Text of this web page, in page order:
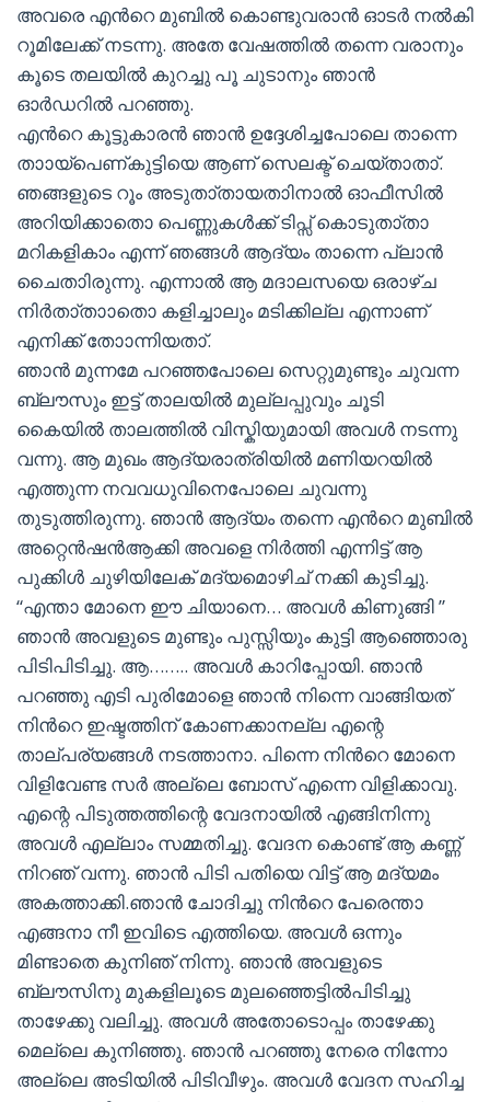
അവരെ എന്‍റെ മുബിൽ കൊണ്ടുവരാൻ ഓടർ നൽകി
റൂമിലേക്ക് നടന്നു. അതേ വേഷത്തിൽ തന്നെ വരാനും
കൂടെ തലയിൽ കുറച്ചു പൂ ചുടാനും ഞാൻ
ഓർഡറിൽ പറഞ്ഞു.
എന്‍റെ കൂട്ടുകാരൻ ഞാൻ ഉദ്ദേശിച്ചപോലെ താന്നെ
താായ്‌പെണ്കുട്ടിയെ ആണ് സെലക്ട് ചെയ്താതാ്.
ഞങ്ങളുടെ റൂം അടുതാ്തായതാിനാൽ ഓഫീസിൽ
അറിയിക്കാതാെ പെണ്ണുകൾക്ക് ടിപ്സ് കൊടുതാ്താ
മറികളികാം എന്ന് ഞങ്ങൾ ആദ്യം താന്നെ പ്ലാൻ
ചൈതാിരുന്നു. എന്നാൽ ആ മദാലസയെ ഒരാഴ്ച
നിർതാ്താാതാെ കളിച്ചാലും മടിക്കില്ല എന്നാണ്
എനിക്ക് താോന്നിയതാ്.
ഞാൻ മുന്നമേ പറഞ്ഞപോലെ സെറ്റുമുണ്ടും ചുവന്ന
ബ്ലൗസും ഇട്ട് താലയിൽ മുല്ലപ്പുവും ചൂടി
കൈയിൽ താലത്തിൽ വിസ്കിയുമായി അവൾ നടന്നു
വന്നു. ആ മുഖം ആദ്യരാത്രിയിൽ മണിയറയിൽ
എത്തുന്ന നവവധുവിനെപോലെ ചുവന്നു
തുടുത്തിരുന്നു. ഞാൻ ആദ്യം തന്നെ എന്‍റെ മുബിൽ
അറ്റെൻഷൻആക്കി അവളെ നിർത്തി എന്നിട്ട് ആ
പുക്കിൾ ചുഴിയിലേക് മദ്യമൊഴിച് നക്കി കുടിച്ചു.
“എന്താ മോനെ ഈ ചിയാനെ… അവൾ കിണുങ്ങി ”
ഞാൻ അവളുടെ മുണ്ടും പുസ്സിയും കുട്ടി ആഞ്ഞൊരു
പിടിപിടിച്ചു. ആ…….. അവൾ കാറിപ്പോയി. ഞാൻ
പറഞ്ഞു എടി പുരിമോളെ ഞാൻ നിന്നെ വാങ്ങിയത്
നിന്‍റെ ഇഷ്ടത്തിന് കോണക്കാനല്ല എന്റെ
താല്പര്യങ്ങൾ നടത്താനാ. പിന്നെ നിന്‍റെ മോനെ
വിളിവേണ്ട സർ അല്ലെ ബോസ് എന്നെ വിളിക്കാവു.
എന്റെ പിടുത്തത്തിന്റെ വേദനായിൽ എങ്ങിനിന്നു
അവൾ എല്ലാം സമ്മതിച്ചു. വേദന കൊണ്ട് ആ കണ്ണ്
നിറഞ് വന്നു. ഞാൻ പിടി പതിയെ വിട്ട് ആ മദ്യമം
അകത്താക്കി.ഞാൻ ചോദിച്ചു നിന്‍റെ പേരെന്താ
എങ്ങനാ നീ ഇവിടെ എത്തിയെ. അവൾ ഒന്നും
മിണ്ടാതെ കുനിഞ് നിന്നു. ഞാൻ അവളുടെ
ബ്ലൗസിനു മുകളിലൂടെ മുലഞ്ഞെട്ടിൽപിടിച്ചു
താഴേക്കു വലിച്ചു. അവൾ അതോടൊപ്പം താഴേക്കു
മെല്ലെ കുനിഞ്ഞു. ഞാൻ പറഞ്ഞു നേരെ നിന്നോ
അല്ലെ അടിയിൽ പിടിവീഴും. അവൾ വേദന സഹിച്ച